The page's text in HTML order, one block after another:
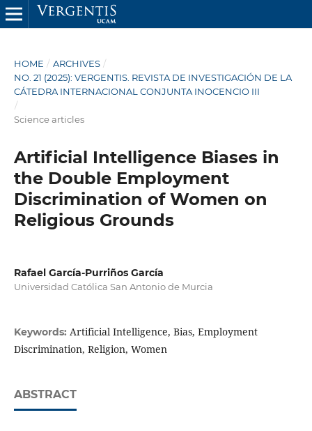
HOME / ARCHIVES /
NO. 21 (2025): VERGENTIS. REVISTA DE INVESTIGACIÓN DE LA
CÁTEDRA INTERNACIONAL CONJUNTA INOCENCIO III
/
Science articles
Artificial Intelligence Biases in
the Double Employment
Discrimination of Women on
Religious Grounds
Rafael García-Purriños García
Universidad Católica San Antonio de Murcia
Keywords: Artificial Intelligence, Bias, Employment
Discrimination, Religion, Women
ABSTRACT